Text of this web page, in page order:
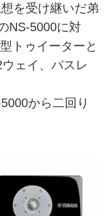
を受け継いだ弟
NS-5000に対
トゥイーターと
ェイ、バスレ
から二回り